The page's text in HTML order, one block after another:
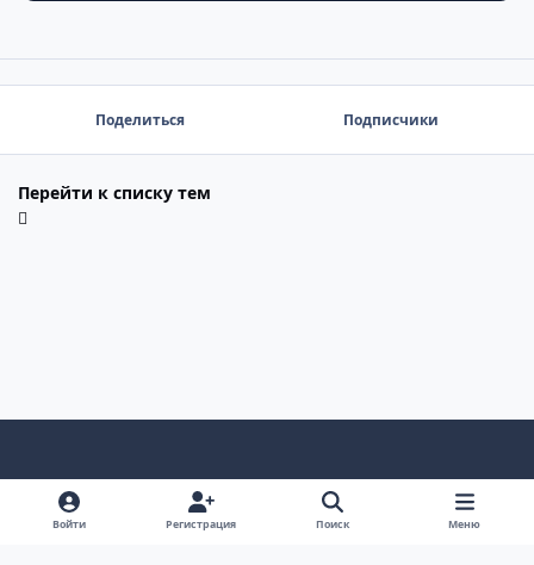
Поделиться Подписчики
Перейти к списку тем
Светлый режим
Темный режимСистемные предпочтения
Войти Регистрация Поиск Меню